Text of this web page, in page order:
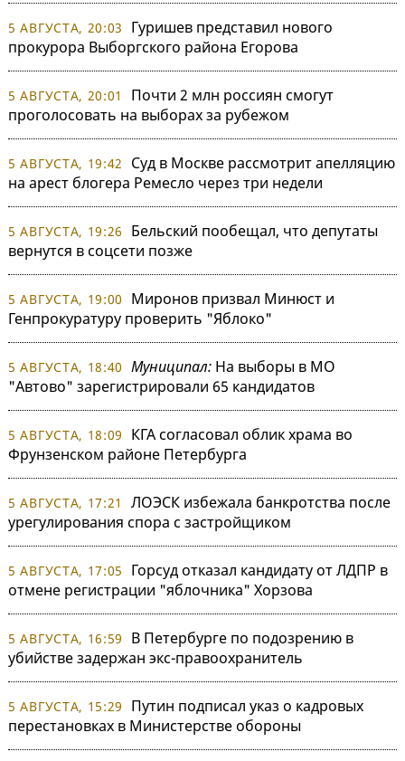
5 АВГУСТА, 20:03
Гуришев представил нового
прокурора Выборгского района Егорова
5 АВГУСТА, 20:01
Почти 2 млн россиян смогут
проголосовать на выборах за рубежом
5 АВГУСТА, 19:42
Суд в Москве рассмотрит апелляцию
на арест блогера Ремесло через три недели
5 АВГУСТА, 19:26
Бельский пообещал, что депутаты
вернутся в соцсети позже
5 АВГУСТА, 19:00
Миронов призвал Минюст и
Генпрокуратуру проверить "Яблоко"
5 АВГУСТА, 18:40 Муниципал: На выборы в МО
"Автово" зарегистрировали 65 кандидатов
5 АВГУСТА, 18:09
КГА согласовал облик храма во
Фрунзенском районе Петербурга
5 АВГУСТА, 17:21
ЛОЭСК избежала банкротства после
урегулирования спора с застройщиком
5 АВГУСТА, 17:05
Горсуд отказал кандидату от ЛДПР в
отмене регистрации "яблочника" Хорзова
5 АВГУСТА, 16:59
В Петербурге по подозрению в
убийстве задержан экс-правоохранитель
5 АВГУСТА, 15:29
Путин подписал указ о кадровых
перестановках в Министерстве обороны